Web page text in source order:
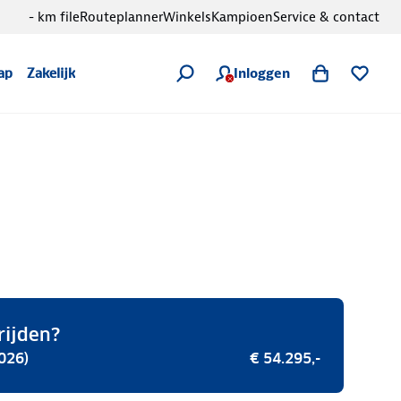
Zakelijk Inloggen
- km fileRouteplannerWinkelsKampioenService & contact
€ 54.295,-